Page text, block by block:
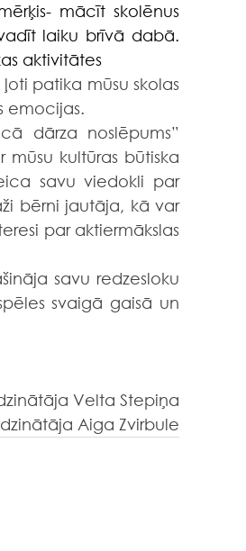
mācīt skolēnus
laiku brīvā dabā.
aktivitātes
patika mūsu skolas
emocijas.
kultūras būtiska
savu viedokli par
bērni jautāja, kā var
par aktiermākslas
svaigā gaisā un
Velta Stepiņa
Aiga Zvirbule